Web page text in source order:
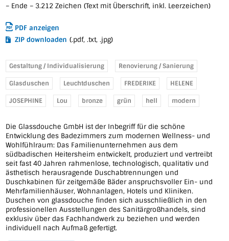
– Ende – 3.212 Zeichen (Text mit Überschrift, inkl. Leerzeichen)
PDF anzeigen
ZIP downloaden (.pdf, .txt, .jpg)
Gestaltung / Individualisierung Renovierung / Sanierung
Glasduschen Leuchtduschen FREDERIKE HELENE
JOSEPHINE Lou bronze grün hell modern
Die Glassdouche GmbH ist der Inbegriff für die schöne
Entwicklung des Badezimmers zum modernen Wellness- und
Wohlfühlraum: Das Familienunternehmen aus dem
südbadischen Heitersheim entwickelt, produziert und vertreibt
seit fast 40 Jahren rahmenlose, technologisch, qualitativ und
ästhetisch herausragende Duschabtrennungen und
Duschkabinen für zeitgemäße Bäder anspruchsvoller Ein- und
Mehrfamilienhäuser, Wohnanlagen, Hotels und Kliniken.
Duschen von glassdouche finden sich ausschließlich in den
professionellen Ausstellungen des Sanitärgroßhandels, sind
exklusiv über das Fachhandwerk zu beziehen und werden
individuell nach Aufmaß gefertigt.